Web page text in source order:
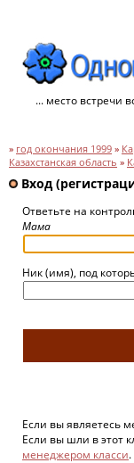
... место встречи
» год окончания 1999 »
Казахстанская область »
Вход
Ответьте на
Мама
Ник (имя), под
Если вы являетесь
Если вы шли в этот
менеджером класси.